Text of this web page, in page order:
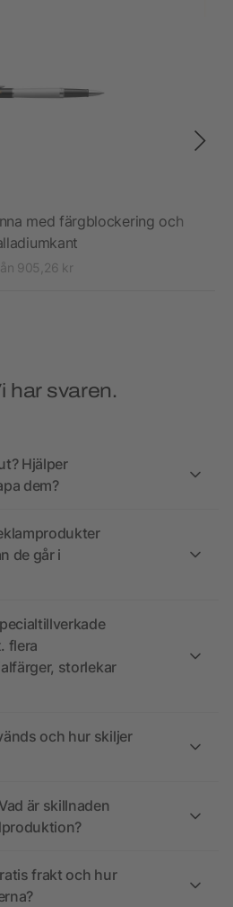
med färgblockering och
905,26 kr
har svaren.
Hjälper
dem?
de går i
flera
storlekar
och hur skiljer
är skillnaden
frakt och hur